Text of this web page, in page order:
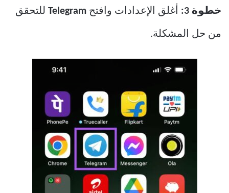
خطوة 3: أغلق الإعدادات وافتح Telegram للتحقق
من حل المشكلة.